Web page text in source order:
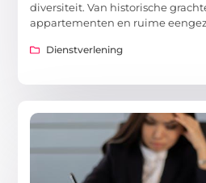
diversiteit. Van historische
appartementen en ruime
Dienstverlening